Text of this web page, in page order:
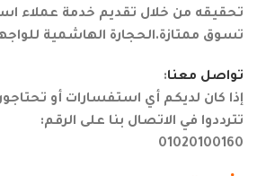
تحقيقه من خلال تقديم خدمة عملاء
تسوق ممتازة.الحجارة الهاشمية
تواصل معنا:
إذا كان لديكم أي استفسارات أو
تترددوا في الاتصال بنا على الرقم:
01020100160